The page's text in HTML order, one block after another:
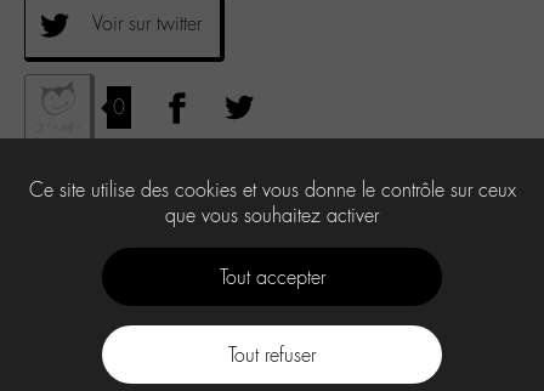
Voir sur twitter
0
Ce site utilise des cookies et vous donne le contrôle sur ceux
que vous souhaitez activer
Tout accepter
Tout refuser